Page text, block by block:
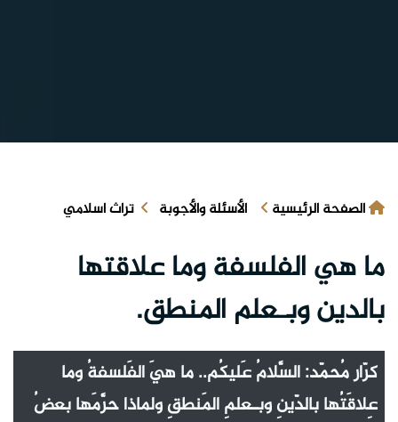
الصفحة الرئيسية الأسئلة والأجوبة تراث اسلامي
ما هي الفلسفة وما علاقتها
بالدين وبـعلم المنطق.
كرّار مُحمّد: السَّلامُ عَليكُم.. ما هيَ الفَلسفةُ وما
عِلاقَتُها بالدّينِ وبـعلمِ المَنطقِ ولماذا حرَّمَها بعضُ